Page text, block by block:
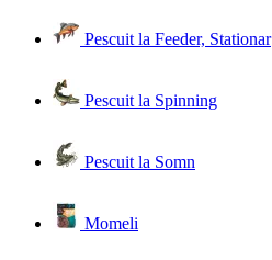
Pescuit la Feeder, Stationar
Pescuit la Spinning
Pescuit la Somn
Momeli